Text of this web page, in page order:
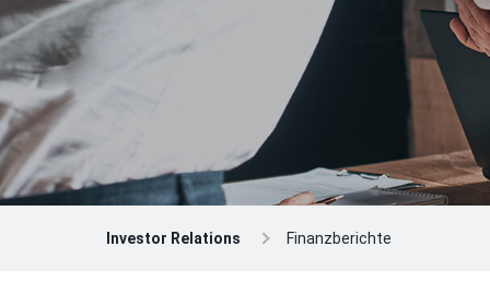
Investor Relations Finanzberichte